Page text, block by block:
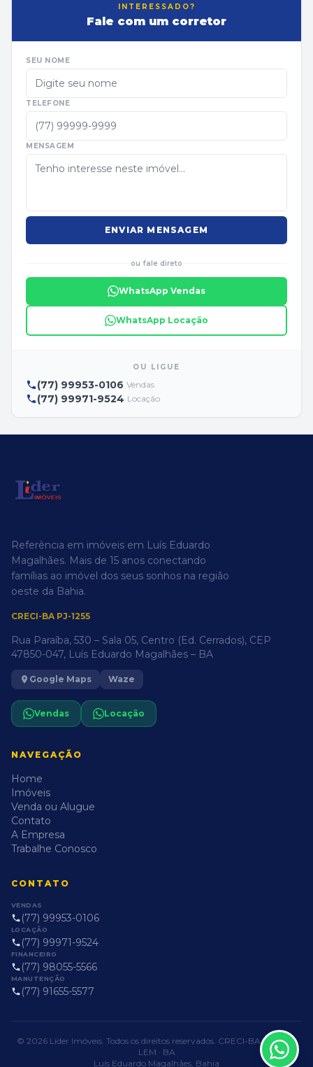
INTERESSADO?
Fale com um corretor
SEU NOME
TELEFONE
MENSAGEM
ENVIAR MENSAGEM
ou fale direto
WhatsApp Vendas
WhatsApp Locação
OU LIGUE
(77) 99953-0106 Vendas
(77) 99971-9524 Locação
Referência em imóveis em Luís Eduardo
Magalhães. Mais de 15 anos conectando
famílias ao imóvel dos seus sonhos na região
oeste da Bahia.
CRECI-BA PJ-1255
Rua Paraíba, 530 – Sala 05, Centro (Ed. Cerrados), CEP
47850-047, Luís Eduardo Magalhães – BA
Google Maps Waze
Vendas Locação
NAVEGAÇÃO
Home
Imóveis
Venda ou Alugue
Contato
A Empresa
Trabalhe Conosco
CONTATO
VENDAS
(77) 99953-0106
LOCAÇÃO
(77) 99971-9524
FINANCEIRO
(77) 98055-5566
MANUTENÇÃO
(77) 91655-5577
© 2026 Líder Imóveis. Todos os direitos reservados. CRECI-BA PJ-1255 ·
LEM · BA
Luís Eduardo Magalhães, Bahia